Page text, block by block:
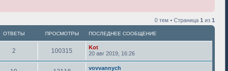
0 тем • Страница 1 из 1
ОТВЕТЫ ПРОСМОТРЫ ПОСЛЕДНЕЕ СООБЩЕНИЕ
2 100315
Kot
20 авг 2019, 16:26
vovvannych